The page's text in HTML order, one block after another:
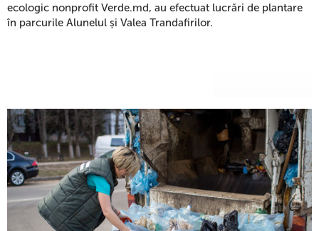
ecologic nonprofit Verde.md, au efectuat lucrări de plantare
în parcurile Alunelul și Valea Trandafirilor.